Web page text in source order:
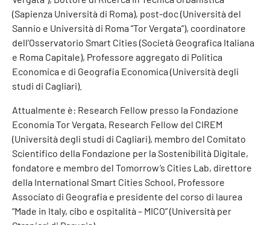
(Sapienza Università di Roma), post-doc (Università del
Sannio e Università di Roma “Tor Vergata”), coordinatore
dell’Osservatorio Smart Cities (Società Geografica Italiana
e Roma Capitale), Professore aggregato di Politica
Economica e di Geografia Economica (Università degli
studi di Cagliari).
Attualmente è: Research Fellow presso la Fondazione
Economia Tor Vergata, Research Fellow del CIREM
(Università degli studi di Cagliari), membro del Comitato
Scientifico della Fondazione per la Sostenibilità Digitale,
fondatore e membro del Tomorrow’s Cities Lab, direttore
della International Smart Cities School, Professore
Associato di Geografia e presidente del corso di laurea
“Made in Italy, cibo e ospitalità – MICO” (Università per